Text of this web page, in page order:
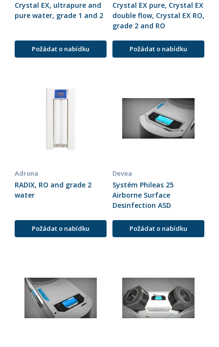
Crystal EX, ultrapure and
pure water, grade 1 and 2
Požádat o nabídku
Crystal EX pure, Crystal EX
double flow, Crystal EX RO,
grade 2 and RO
Požádat o nabídku
Adrona
RADIX, RO and grade 2
water
Požádat o nabídku
Devea
Systém Phileas 25
Airborne Surface
Desinfection ASD
Požádat o nabídku